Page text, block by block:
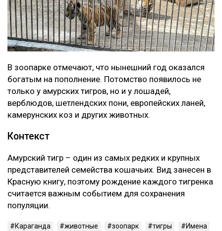
В зоопарке отмечают, что нынешний год оказался
богатым на пополнение. Потомство появилось не
только у амурских тигров, но и у лошадей,
верблюдов, шетлендских пони, европейских ланей,
камерунских коз и других животных.
Контекст
Амурский тигр – один из самых редких и крупных
представителей семейства кошачьих. Вид занесен в
Красную книгу, поэтому рождение каждого тигренка
считается важным событием для сохранения
популяции.
Караганда животные зоопарк тигры Имена